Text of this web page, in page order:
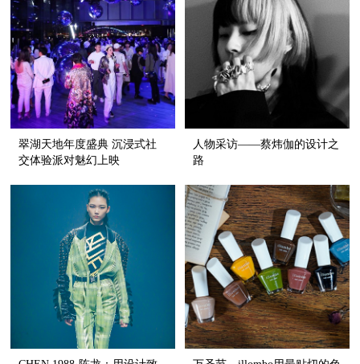
翠湖天地年度盛典 沉浸式社
交体验派对魅幻上映
人物采访——蔡炜伽的设计之
路